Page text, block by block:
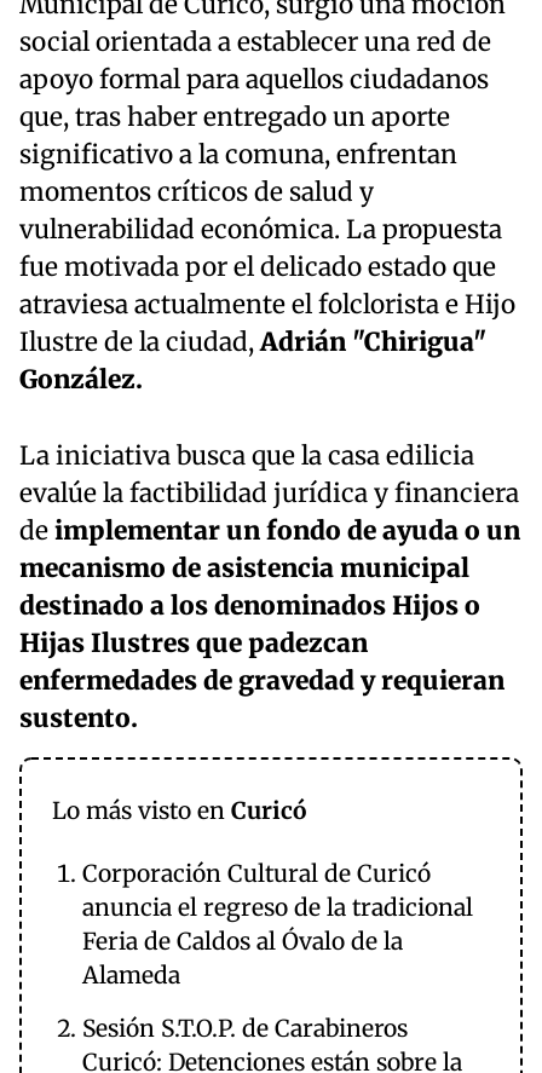
social orientada a establecer una red de
apoyo formal para aquellos ciudadanos
que, tras haber entregado un aporte
significativo a la comuna, enfrentan
momentos críticos de salud y
vulnerabilidad económica. La propuesta
fue motivada por el delicado estado que
atraviesa actualmente el folclorista e Hijo
Ilustre de la ciudad,Adrián "Chirigua"
González.
La iniciativa busca que la casa edilicia
evalúe la factibilidad jurídica y financiera
deimplementar un fondo de ayuda o un
mecanismo de asistencia municipal
destinado a los denominados Hijos o
Hijas Ilustres que padezcan
enfermedades de gravedad y requieran
sustento.
Lo más visto en Curicó
Corporación Cultural de Curicó
anuncia el regreso de la tradicional
Feria de Caldos al Óvalo de la
Alameda
Sesión S.T.O.P. de Carabineros
Curicó: Detenciones están sobre la